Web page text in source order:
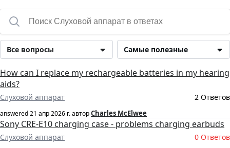
Самые полезные
Все вопросы
How can I replace my rechargeable batteries in my hearing
aids?
Слуховой аппарат 2 Ответов
answered21 апр 2026 г.авторCharles McElwee
Sony CRE-E10 charging case - problems charging earbuds
Слуховой аппарат 0 Ответов